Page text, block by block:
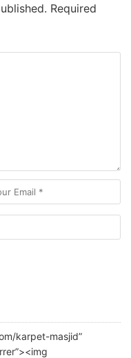
Required
karpet-masjid”